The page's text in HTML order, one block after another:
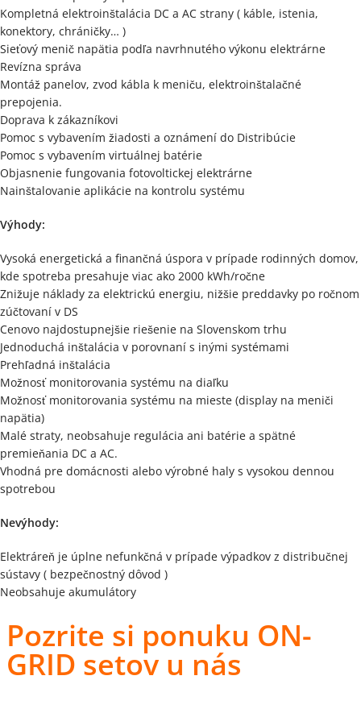
Kompletná elektroinštalácia DC a AC strany ( káble, istenia,
konektory, chráničky… )
Sieťový menič napätia podľa navrhnutého výkonu elektrárne
Revízna správa
Montáž panelov, zvod kábla k meniču, elektroinštalačné
prepojenia.
Doprava k zákazníkovi
Pomoc s vybavením žiadosti a oznámení do Distribúcie
Pomoc s vybavením virtuálnej batérie
Objasnenie fungovania fotovoltickej elektrárne
Nainštalovanie aplikácie na kontrolu systému
Výhody:
Vysoká energetická a finančná úspora v prípade rodinných domov,
kde spotreba presahuje viac ako 2000 kWh/ročne
Znižuje náklady za elektrickú energiu, nižšie preddavky po ročnom
zúčtovaní v DS
Cenovo najdostupnejšie riešenie na Slovenskom trhu
Jednoduchá inštalácia v porovnaní s inými systémami
Prehľadná inštalácia
Možnosť monitorovania systému na diaľku
Možnosť monitorovania systému na mieste (display na meniči
napätia)
Malé straty, neobsahuje regulácia ani batérie a spätné
premieňania DC a AC.
Vhodná pre domácnosti alebo výrobné haly s vysokou dennou
spotrebou
Nevýhody:
Elektráreň je úplne nefunkčná v prípade výpadkov z distribučnej
sústavy ( bezpečnostný dôvod )
Neobsahuje akumulátory
Pozrite si ponuku ON-
GRID setov u nás